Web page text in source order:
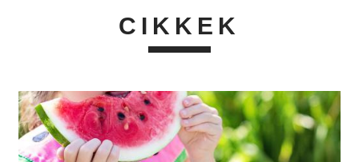
CIKKEK